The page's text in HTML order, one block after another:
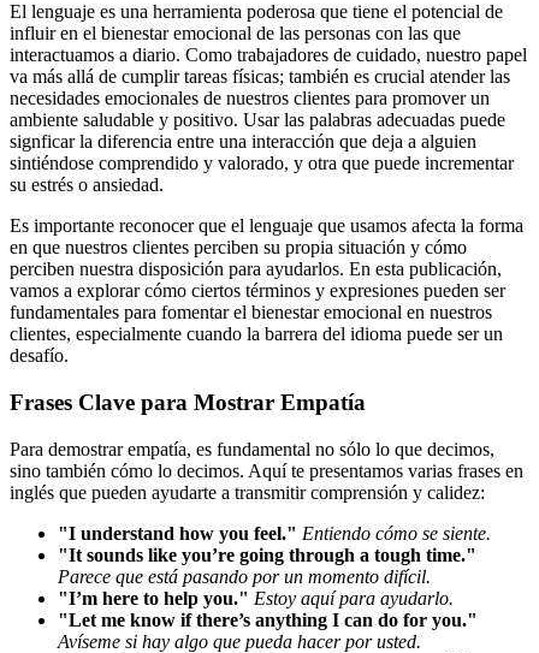
El lenguaje es una herramienta poderosa que tiene el potencial de
influir en el bienestar emocional de las personas con las que
interactuamos a diario. Como trabajadores de cuidado, nuestro papel
va más allá de cumplir tareas físicas; también es crucial atender las
necesidades emocionales de nuestros clientes para promover un
ambiente saludable y positivo. Usar las palabras adecuadas puede
signficar la diferencia entre una interacción que deja a alguien
sintiéndose comprendido y valorado, y otra que puede incrementar
su estrés o ansiedad.
Es importante reconocer que el lenguaje que usamos afecta la forma
en que nuestros clientes perciben su propia situación y cómo
perciben nuestra disposición para ayudarlos. En esta publicación,
vamos a explorar cómo ciertos términos y expresiones pueden ser
fundamentales para fomentar el bienestar emocional en nuestros
clientes, especialmente cuando la barrera del idioma puede ser un
desafío.
Frases Clave para Mostrar Empatía
Para demostrar empatía, es fundamental no sólo lo que decimos,
sino también cómo lo decimos. Aquí te presentamos varias frases en
inglés que pueden ayudarte a transmitir comprensión y calidez:
"I understand how you feel." Entiendo cómo se siente.
"It sounds like you’re going through a tough time."
Parece que está pasando por un momento difícil.
"I’m here to help you." Estoy aquí para ayudarlo.
"Let me know if there’s anything I can do for you."
Avíseme si hay algo que pueda hacer por usted.